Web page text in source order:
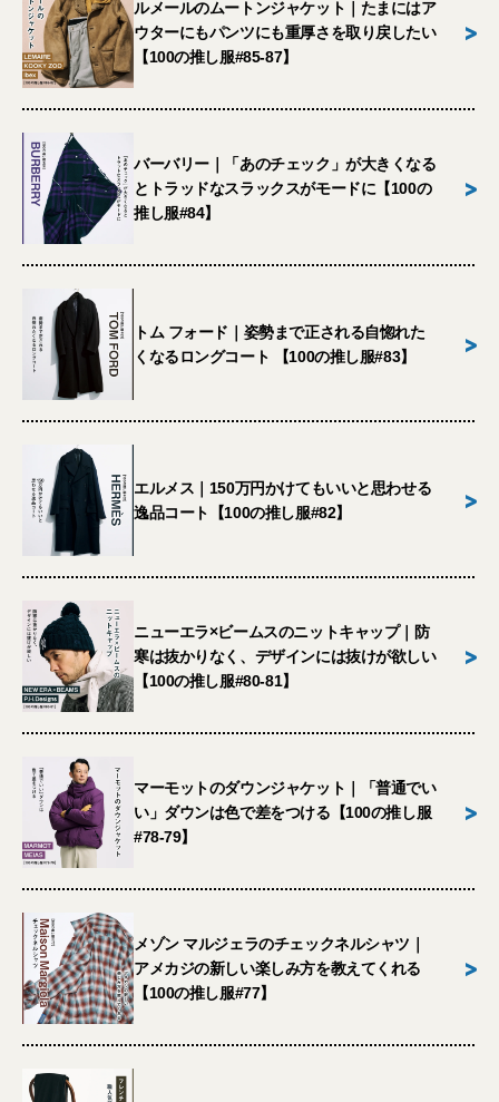
ルメールのムートンジャケット｜たまにはア
ウターにもパンツにも重厚さを取り戻したい
【100の推し服#85-87】
>
バーバリー｜「あのチェック」が大きくなる
とトラッドなスラックスがモードに【100の
推し服#84】
>
トム フォード｜姿勢まで正される自惚れた
くなるロングコート 【100の推し服#83】
>
エルメス｜150万円かけてもいいと思わせる
逸品コート【100の推し服#82】
>
ニューエラ×ビームスのニットキャップ｜防
寒は抜かりなく、デザインには抜けが欲しい
【100の推し服#80-81】
>
マーモットのダウンジャケット｜「普通でい
い」ダウンは色で差をつける【100の推し服
#78-79】
>
メゾン マルジェラのチェックネルシャツ｜
アメカジの新しい楽しみ方を教えてくれる
【100の推し服#77】
>